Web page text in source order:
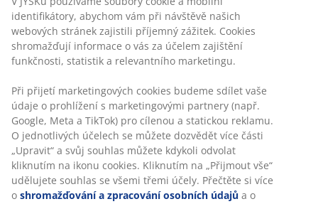
identifikátory, abychom vám při návštěvě našich
webových stránek zajistili příjemný zážitek. Cookies
shromažďují informace o vás za účelem zajištění
funkčnosti, statistik a relevantního marketingu.
Při přijetí marketingových cookies budeme sdílet vaše
údaje o prohlížení s marketingovými partnery (např.
Google, Meta a TikTok) pro cílenou a statickou reklamu.
O jednotlivých účelech se můžete dozvědět více části
„Upravit“ a svůj souhlas můžete kdykoli odvolat
kliknutím na ikonu cookies. Kliknutím na „Přijmout vše“
udělujete souhlas se všemi třemi účely. Přečtěte si více
o shromažďování a zpracování osobních údajů a o